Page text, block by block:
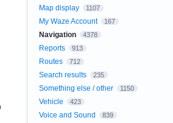
Map display 1107
My Waze Account 167
Navigation 4378
Reports 913
Routes 712
Search results 235
Something else / other 1150
Vehicle 423
Voice and Sound 839